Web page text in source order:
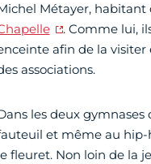
Métayer, habitant
. Comme lui,
afin de la
associations.
les deux gymnases
et même au hip-
fleuret. Non loin de la